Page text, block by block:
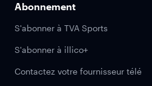
Abonnement
S'abonner à TVA Sports
S'abonner à illico+
Contactez votre fournisseur télé